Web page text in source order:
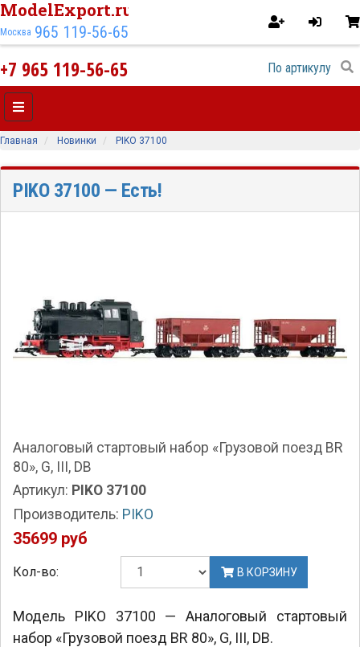
ModelExport.ru
Москва 965 119-56-65
+7 965 119-56-65
Главная Новинки PIKO 37100
PIKO 37100 — Есть!
Аналоговый стартовый набор «Грузовой поезд BR
80», G, III, DB
Артикул: PIKO 37100
Производитель: PIKO
35699 руб
Кол-во: В КОРЗИНУ
Модель PIKO 37100 — Аналоговый стартовый
набор «Грузовой поезд BR 80», G, III, DB.